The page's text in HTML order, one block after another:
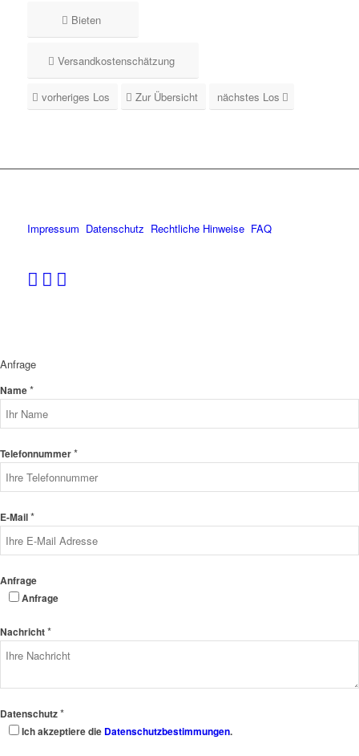
Bieten
Versandkostenschätzung
vorheriges Los Zur Übersicht nächstes Los
Impressum Datenschutz Rechtliche Hinweise FAQ
Anfrage
Name*
Telefonnummer*
E-Mail*
Anfrage
Anfrage
Nachricht*
Datenschutz*
Ich akzeptiere die Datenschutzbestimmungen.